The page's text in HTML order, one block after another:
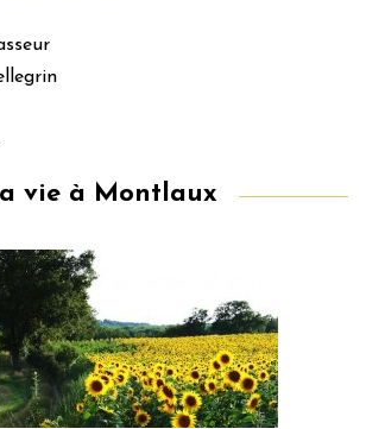
vie à Montlaux